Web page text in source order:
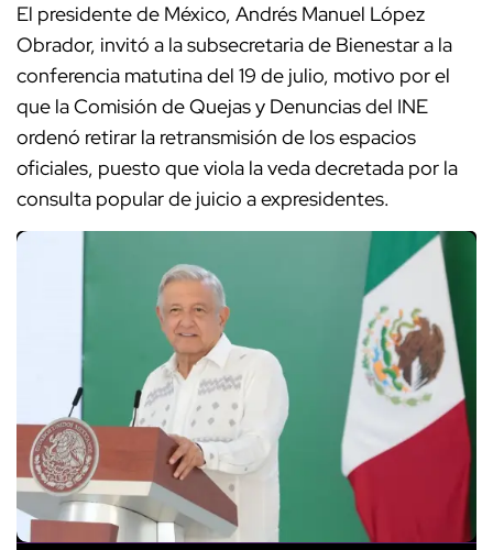
El presidente de México, Andrés Manuel López
Obrador, invitó a la subsecretaria de Bienestar a la
conferencia matutina del 19 de julio, motivo por el
que la Comisión de Quejas y Denuncias del INE
ordenó retirar la retransmisión de los espacios
oficiales, puesto que viola la veda decretada por la
consulta popular de juicio a expresidentes.